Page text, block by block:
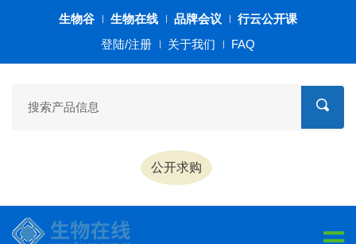
生物谷 生物在线 品牌会议
行云公开课
登陆/注册
关于我们 FAQ
公开求购